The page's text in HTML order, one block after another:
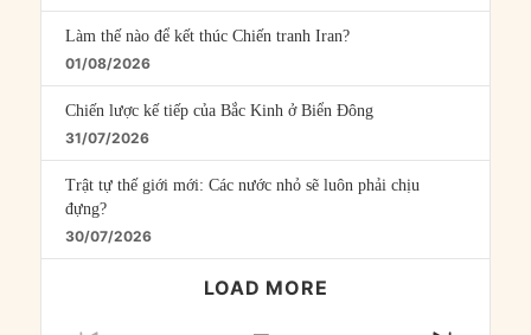
Làm thế nào để kết thúc Chiến tranh Iran?
01/08/2026
Chiến lược kế tiếp của Bắc Kinh ở Biển Đông
31/07/2026
Trật tự thế giới mới: Các nước nhỏ sẽ luôn phải chịu
đựng?
30/07/2026
LOAD MORE